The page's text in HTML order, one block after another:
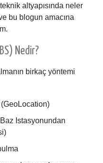
altyapısında neler
bu blogun amacına
Nedir?
birkaç yöntemi
(GeoLocation)
Istasyonundan